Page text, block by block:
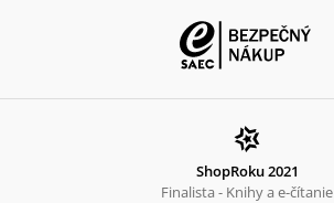
ShopRoku 2021
Finalista - Knihy a e-čítanie